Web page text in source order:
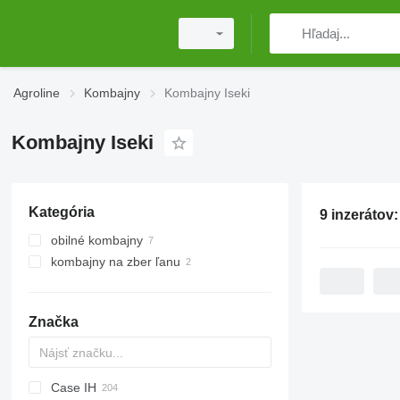
Agroline Kombajny Kombajny Iseki
Kombajny Iseki
Kategória
obilné kombajny
kombajny na zber ľanu
Značka
CM
Spartan
Case IH
9 inzerátov: